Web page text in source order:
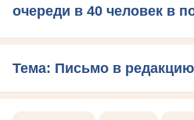
очереди в 40 человек в
Тема: Письмо в редакцию